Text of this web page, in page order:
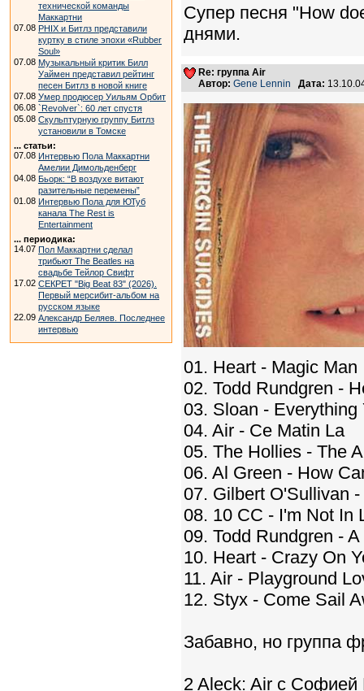
технической команды
Маккартни
07.08 PHIX и Битлз представили
куртку в стиле эпохи «Rubber
Soul»
07.08 Музыкальный критик Билл
Уаймен представил рейтинг
песен Битлз в новой книге
07.08 Умер продюсер Уильям Орбит
06.08 `Revolver`: 60 лет спустя
05.08 Скульптурную группу Битлз
установили в Томске
... статьи:
07.08 Интервью Пола Маккартни
Амелии Димольденберг
04.08 Бьорк: “В воздухе витают
разительные перемены”
01.08 Интервью Пола для ЮТуб
канала The Rest is
Entertainment
... периодика:
14.07 Пол Маккартни сделал
трибьют The Beatles на
свадьбе Тейлор Свифт
17.02 СЕКРЕТ "Big Beat 83" (2026).
Первый мерсибит-альбом на
русском языке
22.09 Александр Беляев. Последнее
интервью
Супер песня "How
днями.
Re: группа Air
Автор: Gene Lennin Дата:
01. Heart - Magic Man
02. Todd Rundgren -
03. Sloan - Everything
04. Air - Ce Matin La
05. The Hollies - The
06. Al Green - How
07. Gilbert O'Sullivan
08. 10 CC - I'm Not In
09. Todd Rundgren -
10. Heart - Crazy On
11. Air - Playground
12. Styx - Come Sail
Забавно, но группа
2 Aleck: Air с Софией